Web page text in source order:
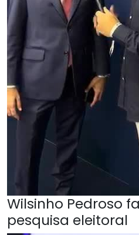
Wilsinho Pedroso
pesquisa eleitoral